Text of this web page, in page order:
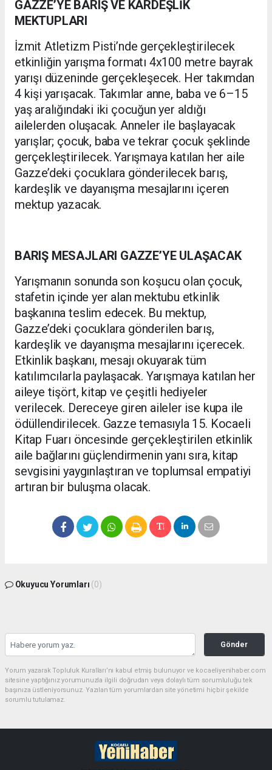
GAZZE’YE BARIŞ VE KARDEŞLİK
MEKTUPLARI
İzmit Atletizm Pisti’nde gerçekleştirilecek
etkinliğin yarışma formatı 4x100 metre bayrak
yarışı düzeninde gerçekleşecek. Her takımdan
4 kişi yarışacak. Takımlar anne, baba ve 6–15
yaş aralığındaki iki çocuğun yer aldığı
ailelerden oluşacak. Anneler ile başlayacak
yarışlar; çocuk, baba ve tekrar çocuk şeklinde
gerçekleştirilecek. Yarışmaya katılan her aile
Gazze’deki çocuklara gönderilecek barış,
kardeşlik ve dayanışma mesajlarını içeren
mektup yazacak.
BARIŞ MESAJLARI GAZZE’YE ULAŞACAK
Yarışmanın sonunda son koşucu olan çocuk,
stafetin içinde yer alan mektubu etkinlik
başkanına teslim edecek. Bu mektup,
Gazze’deki çocuklara gönderilen barış,
kardeşlik ve dayanışma mesajlarını içerecek.
Etkinlik başkanı, mesajı okuyarak tüm
katılımcılarla paylaşacak. Yarışmaya katılan her
aileye tişört, kitap ve çeşitli hediyeler
verilecek. Dereceye giren aileler ise kupa ile
ödüllendirilecek. Gazze temasıyla 15. Kocaeli
Kitap Fuarı öncesinde gerçekleştirilen etkinlik
aile bağlarını güçlendirmenin yanı sıra, kitap
sevgisini yaygınlaştıran ve toplumsal empatiyi
artıran bir buluşma olacak.
Okuyucu Yorumları (0)
Gönder
Yorum yazarak Topluluk Kuralları’nı kabul etmiş bulunuyor ve kocaeliyenihaber.com
sitesine yaptığınız yorumunuzla ilgili doğrudan veya dolaylı tüm sorumluluğu tek
başınıza üstleniyorsunuz. Yazılan tüm yorumlardan site yönetimi hiçbir şekilde
sorumlu tutulamaz.